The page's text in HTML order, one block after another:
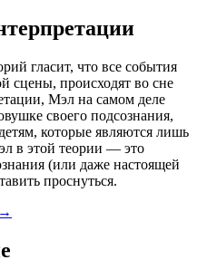
гласит, что все события
сцены, происходят во сне
Мэл на самом деле
своего подсознания,
которые являются лишь
в этой теории — это
(или даже настоящей
проснуться.
→